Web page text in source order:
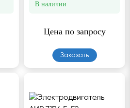
В наличии
Цена по запросу
Заказать